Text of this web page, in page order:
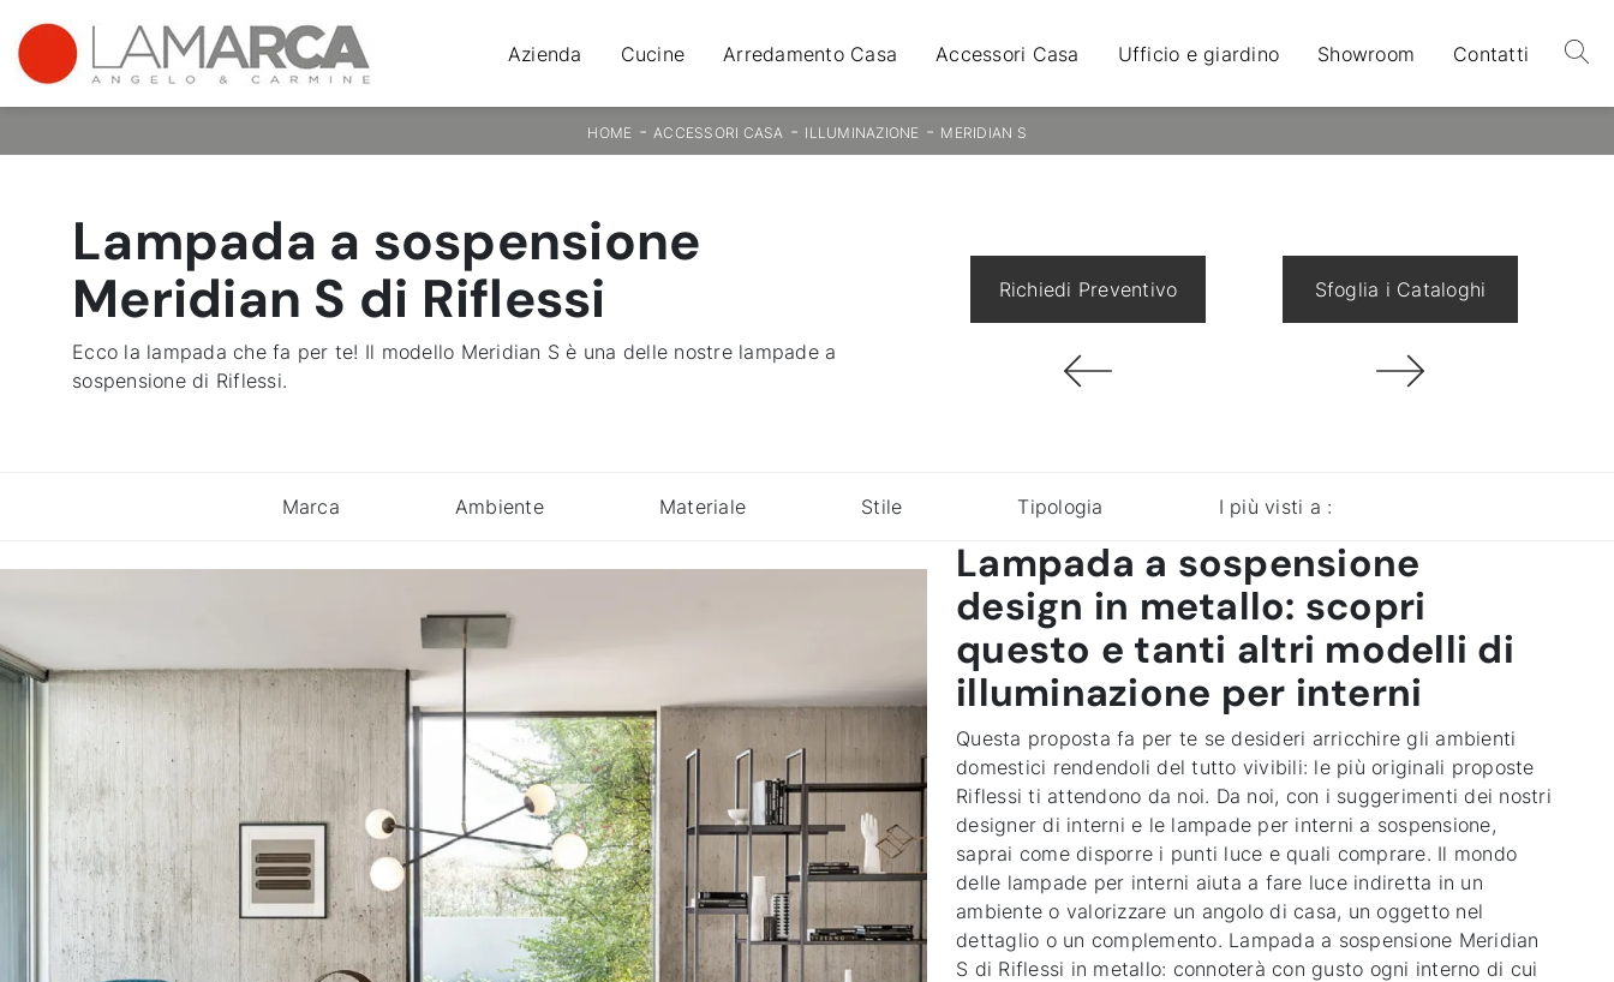
Azienda Cucine Arredamento Casa Accessori Casa Ufficio e giardino Showroom Contatti
HOME - ACCESSORI CASA - ILLUMINAZIONE - MERIDIAN S
Lampada a sospensione
Meridian S di Riflessi
Ecco la lampada che fa per te! Il modello Meridian S è una delle nostre lampade a
sospensione di Riflessi.
Richiedi Preventivo Sfoglia i Cataloghi
Marca Ambiente Materiale Stile Tipologia I più visti a :
Lampada a sospensione
design in metallo: scopri
questo e tanti altri modelli di
illuminazione per interni
Questa proposta fa per te se desideri arricchire gli ambienti
domestici rendendoli del tutto vivibili: le più originali proposte
Riflessi ti attendono da noi. Da noi, con i suggerimenti dei nostri
designer di interni e le lampade per interni a sospensione,
saprai come disporre i punti luce e quali comprare. Il mondo
delle lampade per interni aiuta a fare luce indiretta in un
ambiente o valorizzare un angolo di casa, un oggetto nel
dettaglio o un complemento. Lampada a sospensione Meridian
S di Riflessi in metallo: connoterà con gusto ogni interno di cui